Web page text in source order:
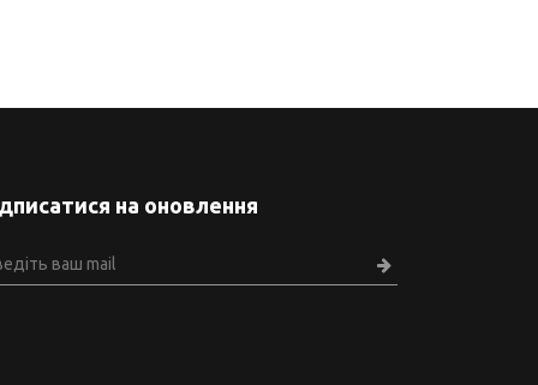
на оновлення